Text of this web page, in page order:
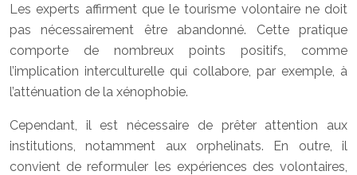
Les experts affirment que le tourisme volontaire ne doit
pas nécessairement être abandonné. Cette pratique
comporte de nombreux points positifs, comme
l’implication interculturelle qui collabore, par exemple, à
l’atténuation de la xénophobie.
Cependant, il est nécessaire de prêter attention aux
institutions, notamment aux orphelinats. En outre, il
convient de reformuler les expériences des volontaires,